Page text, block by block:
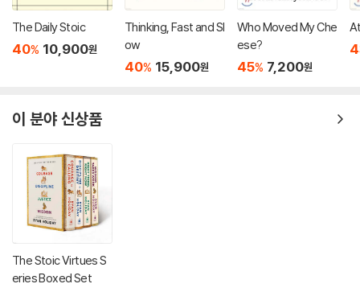
The Daily Stoic
40% 10,900원
Thinking, Fast and Sl
ow
40% 15,900원
Who Moved My Che
ese?
45% 7,200원
이 분야 신상품
The Stoic Virtues S
eries Boxed Set